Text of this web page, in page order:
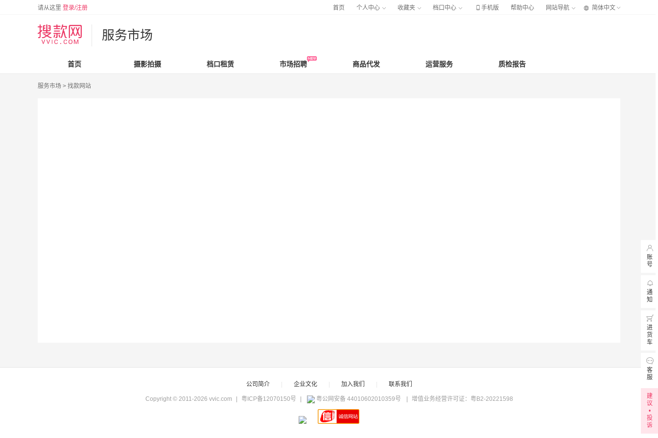
请从这里 登录/注册 首页 个人中心 收藏夹 档口中心  手机版 帮助中心 网站导航 简体中文
服务市场
首页 摄影拍摄 档口租赁 市场招聘 商品代发 运营服务 质检报告
服务市场 > 找款网站
公司简介 企业文化 加入我们 联系我们
Copyright © 2011-2026 vvic.com 粤ICP备12070150号 粤公网安备 44010602010359号 增值业务经营许可证：粤B2-20221598

账
号

通
知

进
货
车

客
服
建
议
•
投
诉